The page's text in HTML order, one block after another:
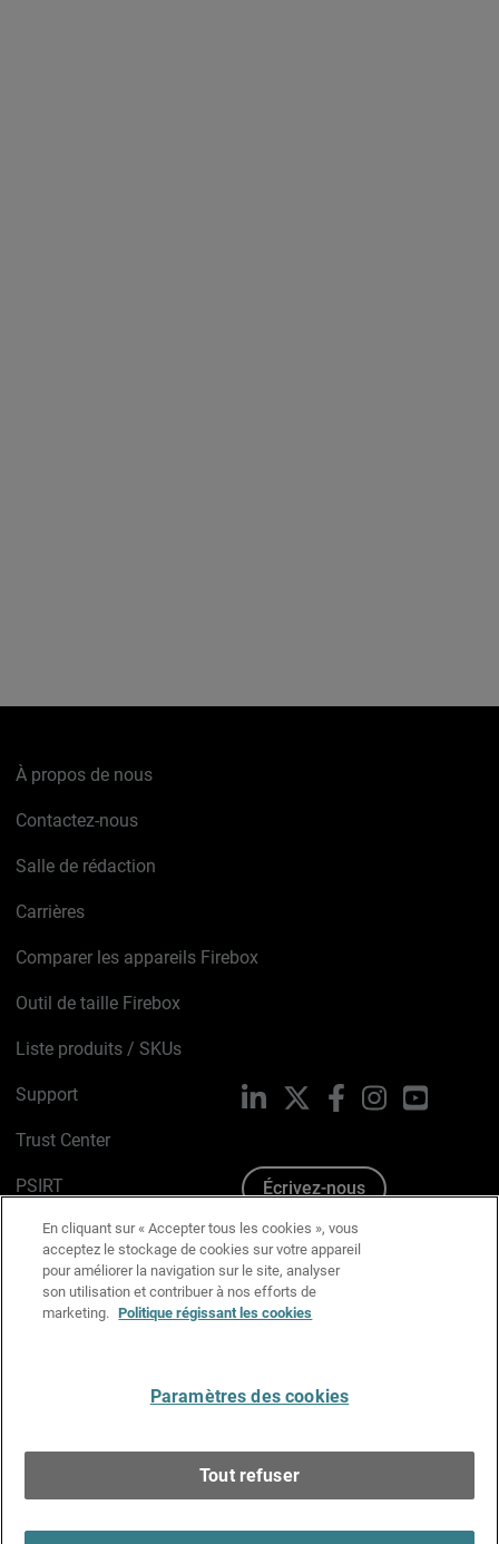
À propos de nous
Contactez-nous
Salle de rédaction
Carrières
Comparer les appareils Firebox
Outil de taille Firebox
Liste produits / SKUs
Support
Trust Center
PSIRT
Avis sur les cookies
Politique de confidentialité
Charte Graphique
LinkedIn FacebookInstagramYouTube
Écrivez-nous
En cliquant sur « Accepter tous les cookies », vous
acceptez le stockage de cookies sur votre appareil
pour améliorer la navigation sur le site, analyser
son utilisation et contribuer à nos efforts de
marketing. Politique régissant les cookies
Paramètres des cookies
Tout refuser